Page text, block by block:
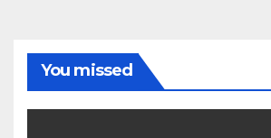
You missed